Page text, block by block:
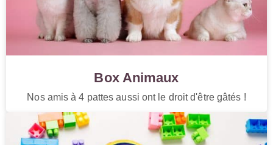
Box Animaux
Nos amis à 4 pattes aussi ont le droit d'être gâtés !